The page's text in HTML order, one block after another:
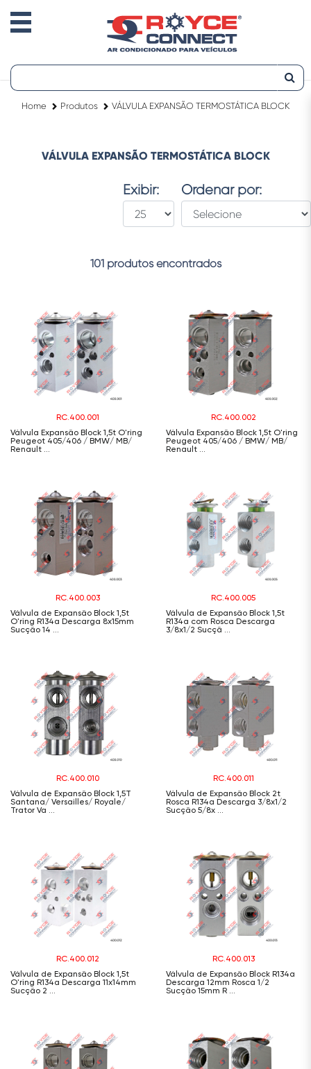
Home Produtos VÁLVULA EXPANSÃO TERMOSTÁTICA BLOCK
VÁLVULA EXPANSÃO TERMOSTÁTICA BLOCK
Exibir: Ordenar por:
101 produtos encontrados
RC.400.001
Válvula Expansão Block 1,5t O'ring
Peugeot 405/406 / BMW/ MB/
Renault ...
RC.400.002
Válvula Expansão Block 1,5t O'ring
Peugeot 405/406 / BMW/ MB/
Renault ...
RC.400.003
Válvula de Expansão Block 1,5t
O'ring R134a Descarga 8x15mm
Sucção 14 ...
RC.400.005
Válvula de Expansão Block 1,5t
R134a com Rosca Descarga
3/8x1/2 Sucçã ...
RC.400.010
Válvula de Expansão Block 1,5T
Santana/ Versailles/ Royale/
Trator Va ...
RC.400.011
Válvula de Expansão Block 2t
Rosca R134a Descarga 3/8x1/2
Sucção 5/8x ...
RC.400.012
Válvula de Expansão Block 1,5t
O'ring R134a Descarga 11x14mm
Sucção 2 ...
RC.400.013
Válvula de Expansão Block R134a
Descarga 12mm Rosca 1/2
Sucção 15mm R ...